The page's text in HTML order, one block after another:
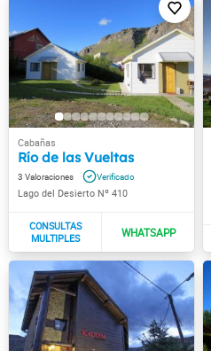
Río de las Vueltas
3
Lago del Desierto Nº 410